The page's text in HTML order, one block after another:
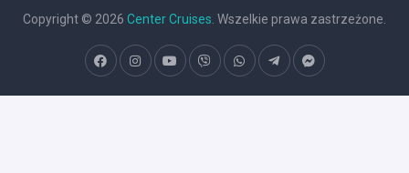
Copyright © 2026 Center Cruises . Wszelkie prawa zastrzeżone.